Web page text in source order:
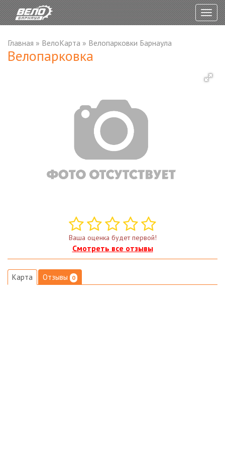
Главная » ВелоКарта » Велопарковки Барнаула
Велопарковка
Ваша оценка будет первой!
Смотреть все отзывы
Карта Отзывы 0